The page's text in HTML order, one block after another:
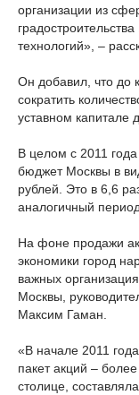
организации из
технологий», –
Он добавил, что до
сократить
уставном капитале
В целом с 2011
бюджет Москвы в
рублей. Это в 6,6
аналогичный период.
На фоне продажи
экономики город
важных
Москвы,
Максим Гаман.
«В начале 2011
пакет акций –
столице,